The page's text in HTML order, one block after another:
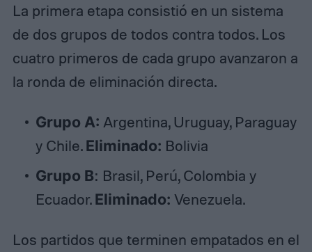
La primera etapa consistió en un sistema
de dos grupos de todos contra todos. Los
cuatro primeros de cada grupo avanzaron a
la ronda de eliminación directa.
Grupo A: Argentina, Uruguay, Paraguay
y Chile.Eliminado: Bolivia
Grupo B: Brasil, Perú, Colombia y
Ecuador.Eliminado: Venezuela.
Los partidos que terminen empatados en el